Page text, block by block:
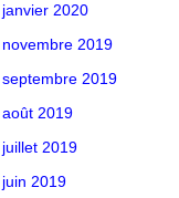
janvier 2020
novembre 2019
septembre 2019
août 2019
juillet 2019
juin 2019